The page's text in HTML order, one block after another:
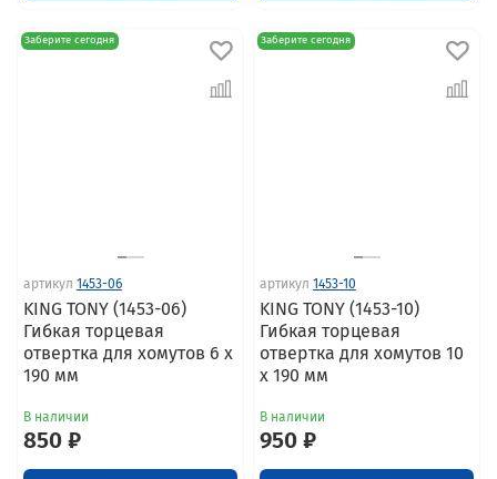
Заберите сегодня
артикул 1453-06
KING TONY (1453-06)
Гибкая торцевая
отвертка для хомутов 6 x
190 мм
В наличии
850 ₽
Заберите сегодня
артикул 1453-10
KING TONY (1453-10)
Гибкая торцевая
отвертка для хомутов 10
x 190 мм
В наличии
950 ₽